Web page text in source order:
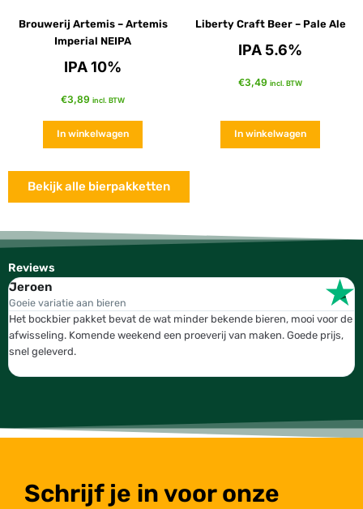
Brouwerij Artemis – Artemis
Imperial NEIPA
IPA 10%
€3,89 incl. BTW
In winkelwagen
Liberty Craft Beer – Pale Ale
IPA 5.6%
€3,49 incl. BTW
In winkelwagen
Bekijk alle bierpakketten
Reviews
Jeroen
Goeie variatie aan bieren
Het bockbier pakket bevat de wat minder bekende bieren, mooi voor de
afwisseling. Komende weekend een proeverij van maken. Goede prijs,
snel geleverd.
Schrijf je in voor onze